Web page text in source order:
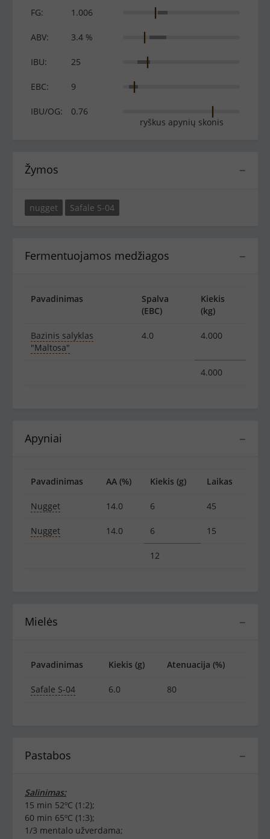
FG: 1.006
ABV: 3.4 %
IBU: 25
EBC: 9
IBU/OG:
0.76
ryškus apynių skonis
−
Žymos
nugget Safale S-04
−
Fermentuojamos medžiagos
Pavadinimas
Spalva
(EBC)
Kiekis
(kg)
Bazinis salyklas
"Maltosa"
4.0 4.000
4.000
−
Apyniai
Pavadinimas AA (%) Kiekis (g) Laikas
Nugget 14.0 6 45
Nugget 14.0 6 15
12
−
Mielės
Pavadinimas Kiekis (g) Atenuacija (%)
Safale S-04 6.0 80
−
Pastabos
Salinimas:
15 min 52ºC (1:2);
60 min 65ºC (1:3);
1/3 mentalo užverdama;